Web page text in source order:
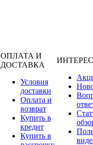
ОПЛАТА И
ДОСТАВКА
Условия
доставки
Оплата и
возврат
Купить в
кредит
Купить в